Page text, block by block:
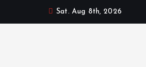
Sat. Aug 8th, 2026